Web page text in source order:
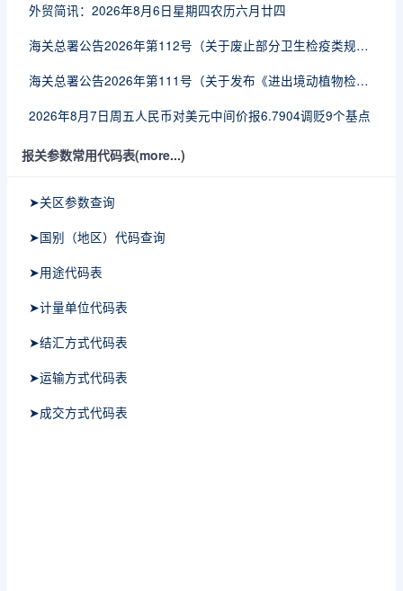
外贸简讯：2026年8月6日星期四农历六月廿四
海关总署公告2026年第112号（关于废止部分卫生检疫类规范性文件的公告）
海关总署公告2026年第111号（关于发布《进出境动植物检疫处理监督管理工作规定》《进出境卫生处理监督管理工作规定》的公告）
2026年8月7日周五人民币对美元中间价报6.7904调贬9个基点
报关参数常用代码表(more...)
➤关区参数查询
➤国别（地区）代码查询
➤用途代码表
➤计量单位代码表
➤结汇方式代码表
➤运输方式代码表
➤成交方式代码表